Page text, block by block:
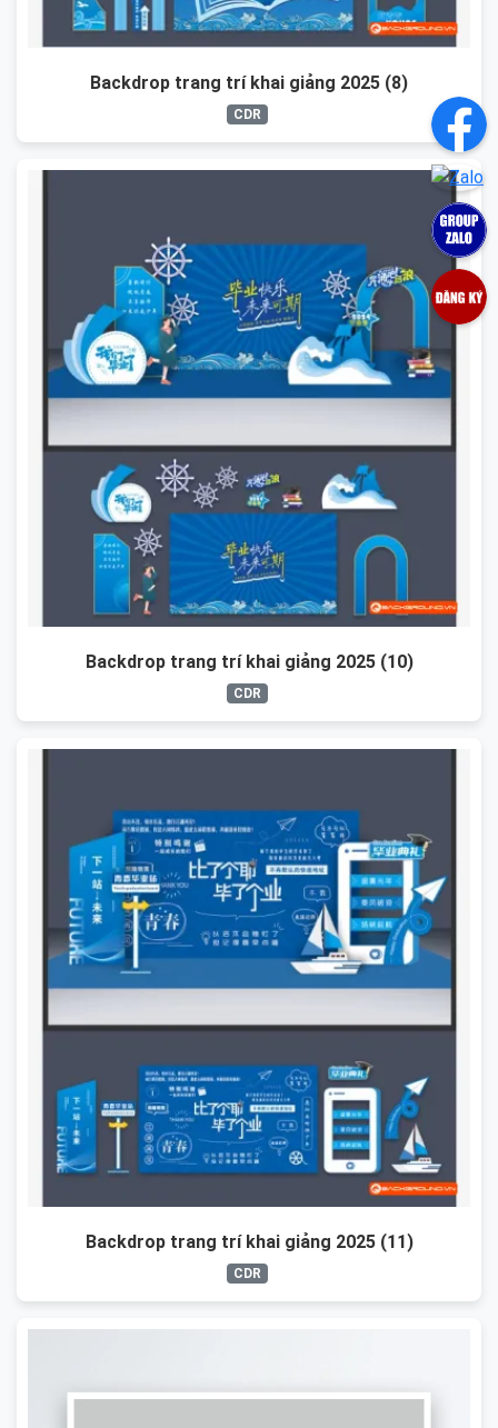
Backdrop trang trí khai giảng 2025 (8)
CDR
Backdrop trang trí khai giảng 2025 (10)
CDR
Backdrop trang trí khai giảng 2025 (11)
CDR